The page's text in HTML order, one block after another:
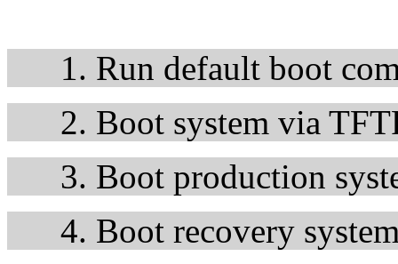
1. Run default boot
2. Boot system via
3. Boot production
4. Boot recovery